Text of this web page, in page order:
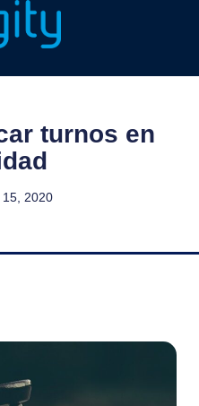
turnos en
2020